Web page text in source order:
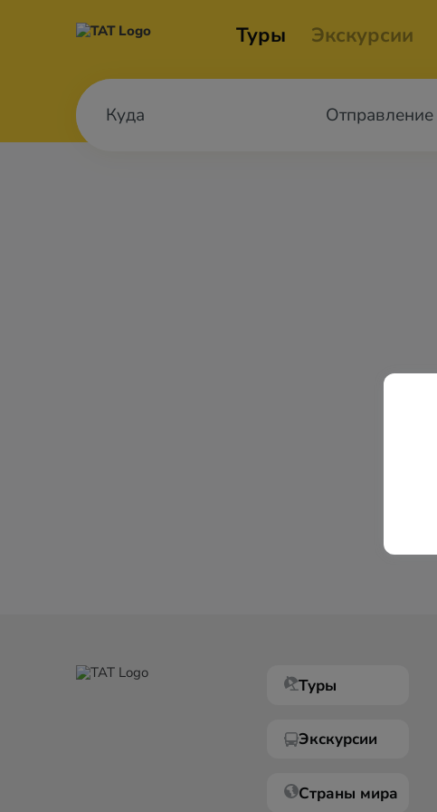
Туры Экскурсии
Отправление
Туры
Экскурсии
Страны мира